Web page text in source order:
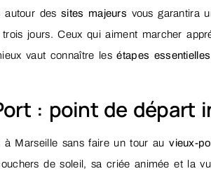
autour des sites majeurs vous garantira
jours. Ceux qui aiment marcher
vaut connaître lesétapes essentielles
: point de départ
à Marseille sans faire un tour auvieux-
de soleil, sa criée animée et la